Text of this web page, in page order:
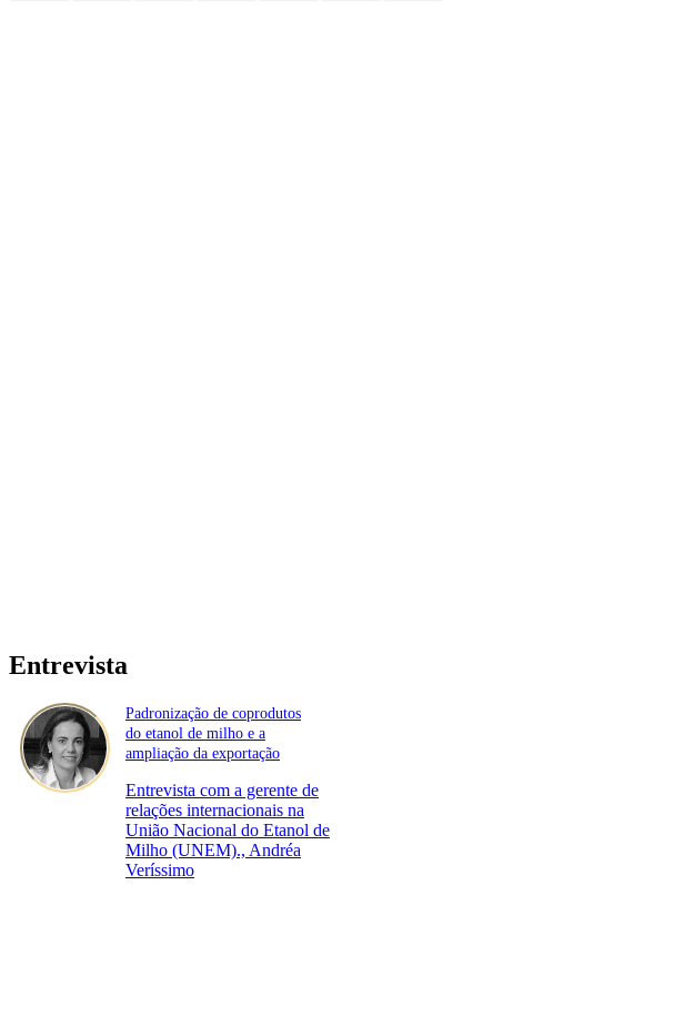
Entrevista
Padronização de coprodutos
do etanol de milho e a
ampliação da exportação
Entrevista com a gerente de
relações internacionais na
União Nacional do Etanol de
Milho (UNEM)., Andréa
Veríssimo